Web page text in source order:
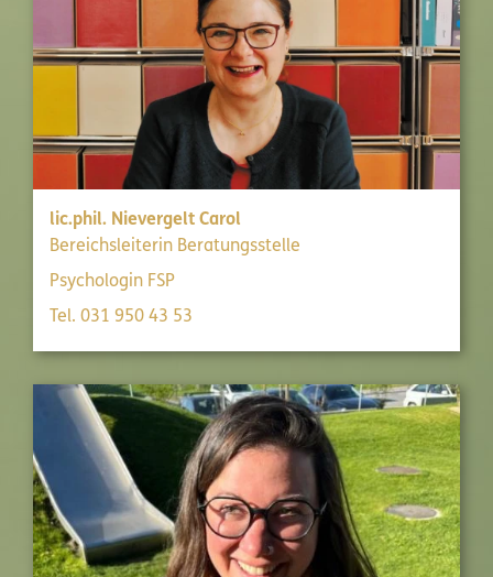
lic.phil. Nievergelt Carol
Bereichsleiterin Beratungsstelle
Psychologin FSP
Tel. 031 950 43 53